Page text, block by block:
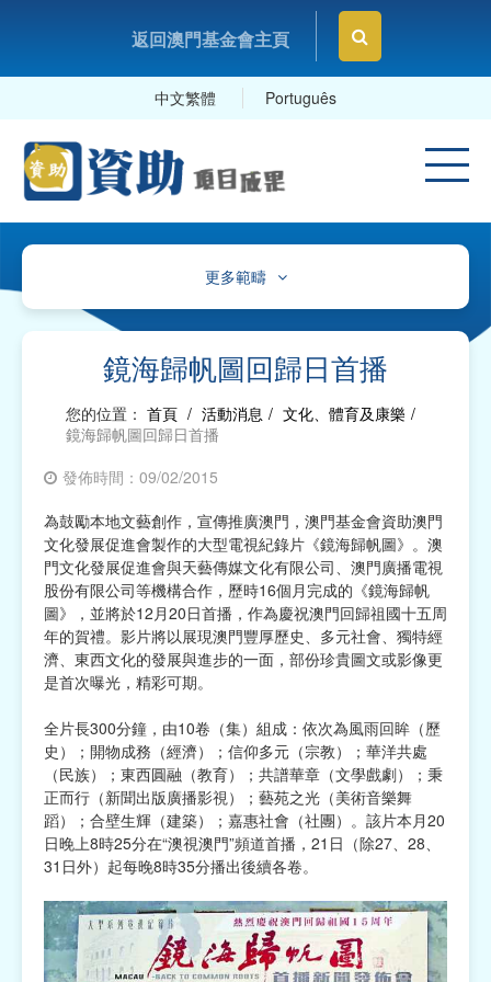
返回澳門基金會主頁
中文繁體 Português
更多範疇
文化、體育及康樂
教育及研究
衛生
社會服務
工商及專業社團、工會
宗教
慈善中介及志願活動推廣
公民社團及同鄉會
國際
其他
鏡海歸帆圖回歸日首播
您的位置： 首頁 / 活動消息 / 文化、體育及康樂 /
鏡海歸帆圖回歸日首播
發佈時間：09/02/2015
為鼓勵本地文藝創作，宣傳推廣澳門，澳門基金會資助澳門
文化發展促進會製作的大型電視紀錄片《鏡海歸帆圖》。澳
門文化發展促進會與天藝傳媒文化有限公司、澳門廣播電視
股份有限公司等機構合作，歷時16個月完成的《鏡海歸帆
圖》，並將於12月20日首播，作為慶祝澳門回歸祖國十五周
年的賀禮。影片將以展現澳門豐厚歷史、多元社會、獨特經
濟、東西文化的發展與進步的一面，部份珍貴圖文或影像更
是首次曝光，精彩可期。
全片長300分鐘，由10卷（集）組成：依次為風雨回眸（歷
史）；開物成務（經濟）；信仰多元（宗教）；華洋共處
（民族）；東西圓融（教育）；共譜華章（文學戲劇）；秉
正而行（新聞出版廣播影視）；藝苑之光（美術音樂舞
蹈）；合壁生輝（建築）；嘉惠社會（社團）。該片本月20
日晚上8時25分在“澳視澳門”頻道首播，21日（除27、28、
31日外）起每晚8時35分播出後續各卷。